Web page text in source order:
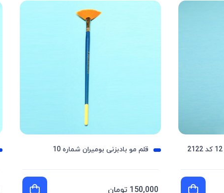
قلم مو بادبزنی بومیران شماره 10
150,000 تومان